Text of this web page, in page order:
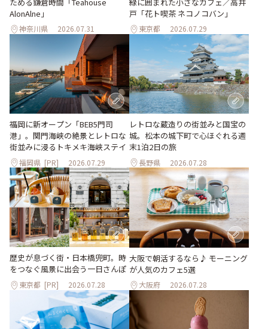
AlonAlne」
神奈川県 2026.07.31
戸「花ト喫茶 ネコノコバン」
東京都 2026.07.29
福岡に新オープン「BEB5門司
港」。関門海峡の絶景とレトロな
街並みに浸るトキメキ海峡ステイ
福岡県 [PR] 2026.07.29
レトロな蔵造りの街並みと国宝の
城。松本の城下町で心ほぐれる週
末1泊2日の旅
長野県 2026.07.28
歴史が息づく街・日本橋兜町。時
をつなぐ風景に出会う一日さんぽ
東京都 [PR] 2026.07.28
大阪で朝活するなら♪ モーニング
が人気のカフェ5選
大阪府 2026.07.28